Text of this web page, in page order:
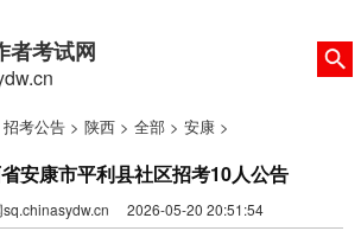
者考试网
招考公告 > 陕西 > 全部 > 安康 >
安康市平利县社区招考10人公告
sq.chinasydw.cn 2026-05-20 20:51:54